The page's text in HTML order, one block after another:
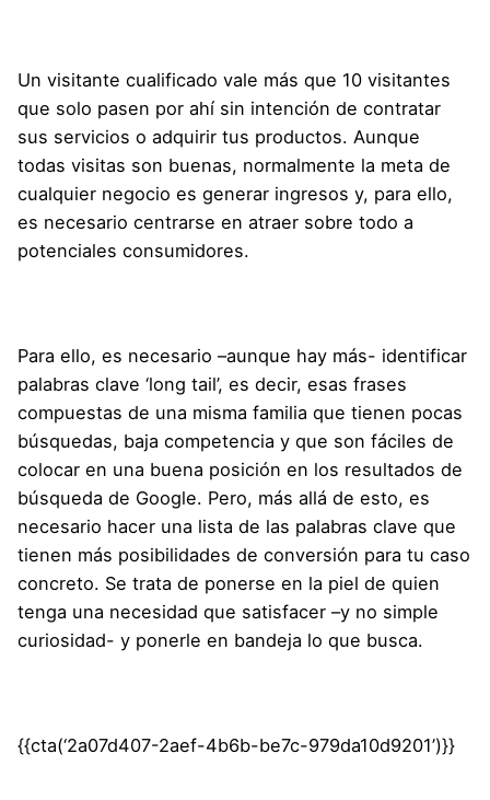
Un visitante cualificado vale más que 10 visitantes
que solo pasen por ahí sin intención de contratar
sus servicios o adquirir tus productos. Aunque
todas visitas son buenas, normalmente la meta de
cualquier negocio es generar ingresos y, para ello,
es necesario centrarse en atraer sobre todo a
potenciales consumidores.
Para ello, es necesario –aunque hay más- identificar
palabras clave ‘long tail’, es decir, esas frases
compuestas de una misma familia que tienen pocas
búsquedas, baja competencia y que son fáciles de
colocar en una buena posición en los resultados de
búsqueda de Google. Pero, más allá de esto, es
necesario hacer una lista de las palabras clave que
tienen más posibilidades de conversión para tu caso
concreto. Se trata de ponerse en la piel de quien
tenga una necesidad que satisfacer –y no simple
curiosidad- y ponerle en bandeja lo que busca.
{{cta(‘2a07d407-2aef-4b6b-be7c-979da10d9201’)}}